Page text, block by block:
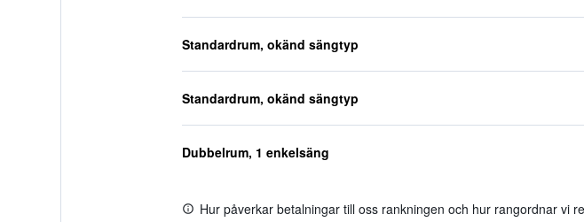
Standardrum, okänd sängtyp
Standardrum, okänd sängtyp
Dubbelrum, 1 enkelsäng
Hur påverkar betalningar till oss rankningen och hur rangordnar vi